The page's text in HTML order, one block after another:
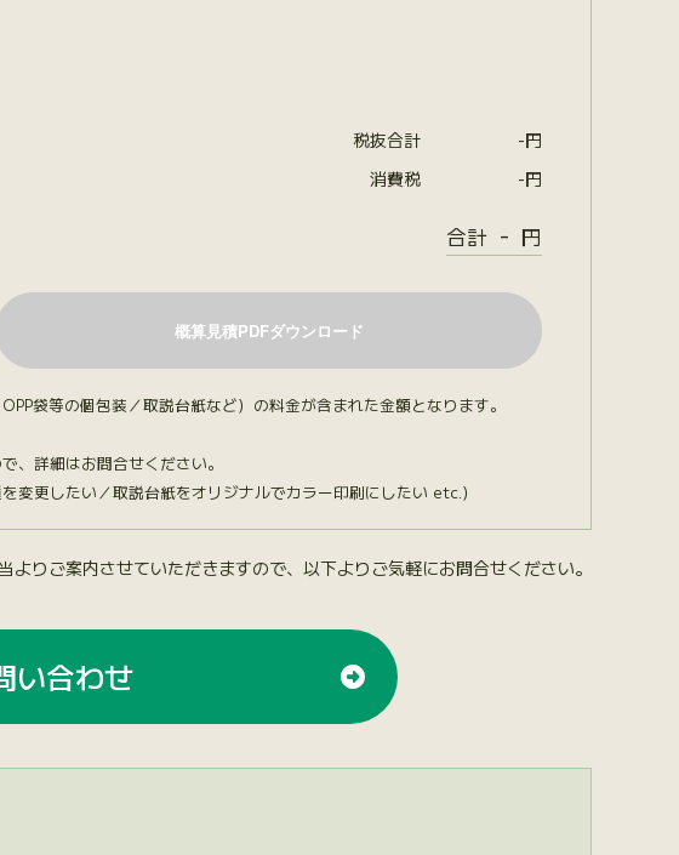
税抜合計 -円
消費税
-円
合計 - 円
袋等の個包装／取説台紙など）の料金が含まれた金額となります。
、詳細はお問合せください。
変更したい／取説台紙をオリジナルでカラー印刷にしたい etc.）
りご案内させていただきますので、以下よりご気軽にお問合せください。
い合わせ